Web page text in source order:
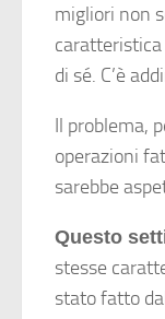
migliori non
caratteristica
di sé. C’è
Il problema,
operazioni
sarebbe
Questo
stesse
stato fatto